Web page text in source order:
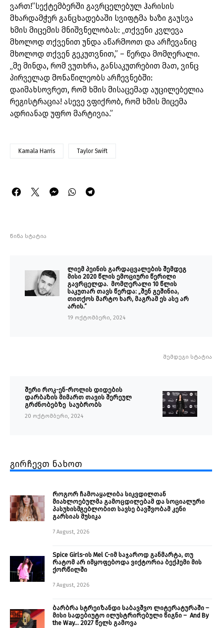
ვართ!”სექტემბერში გავრცელებულ ჰარისის
მხარდამჭერ განცხადებაში სვიფტმა ხაზი გაუსვა
ხმის მიცემის მნიშვნელობას: „თქვენი კვლევა
მხოლოდ თქვენით უნდა აწარმოოთ და არჩევანიც
მხოლოდ თქვენ გეკუთვნით,” – წერდა მომღერალი.
„მე მინდა, რომ ვუთხრა, განსაკუთრებით მათ, ვინც
პირველად მონაწილეობს არჩევნებში:
დაიმახსოვრეთ, რომ ხმის მისაცემად აუცილებელია
რეგისტრაცია! ასევე ვფიქრობ, რომ ხმის მიცემა
ადრიანად უფრო მარტივია.”
Kamala Harris Taylor Swift
წინა სტატია
ლიემ პეინის გარდაცვალების შემდეგ
მისი 2020 წლის ემოციური წერილი
გავრცელდა. მომღერალი 10 წლის
საკუთარ თავს წერდა: „შენ გეშინია,
თითქოს მარტო ხარ, მაგრამ ეს ასე არ
არის.“
19 ოქტომბერი, 2024
შემდეგი სტატია
შერი როკ-ენ-როლის დიდების
დარბაზის მიმართ თავის შერეულ
გრძნობებზე საუბრობს
20 ოქტომბერი, 2024
გირჩევთ ნახოთ
როგორ ჩამოაყალიბა სიკვდილთან
მიახლოებულმა გამოცდილებამ და სოციალური
პასუხისმგებლობით სავსე ბავშვობამ კენი
გარსიას მუსიკა
7 August, 2026
Spice Girls-ის Mel C-იმ საჯაროდ განმარტა, თუ
რატომ არ იმყოფებოდა ვიქტორია ბექჰემი მის
ქორწილში
7 August, 2026
ბარბრა სტრეიზანდი საბავშვო ლიტერატურაში –
მისი სადებიუტო ილუსტრირებული წიგნი – And By
the Way… 2027 წელს გამოვა